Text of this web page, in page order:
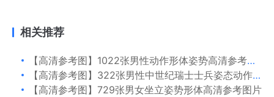
相关推荐
【高清参考图】1022张男性动作形体姿势高清参考图片
【高清参考图】322张男性中世纪瑞士士兵姿态动作高清参考图片
【高清参考图】729张男女坐立姿势形体高清参考图片